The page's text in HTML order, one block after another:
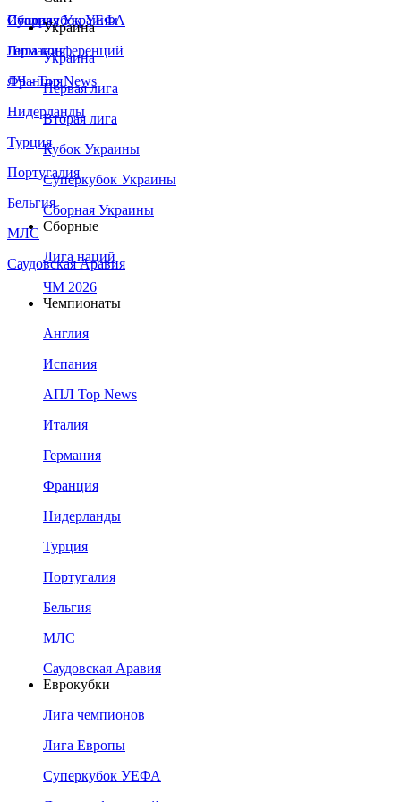
Сборная Украины
Италия
Германия
Франция
Нидерланды
Турция
Португалия
Бельгия
МЛС
Саудовская Аравия
Суперкубок УЕФА
Лига конференций
ЛЧ - Top News
Украина
Украина
Первая лига
Вторая лига
Кубок Украины
Суперкубок Украины
Сборная Украины
Сборные
Лига наций
ЧМ 2026
Чемпионаты
Англия
Испания
АПЛ Top News
Италия
Германия
Франция
Нидерланды
Турция
Португалия
Бельгия
МЛС
Саудовская Аравия
Еврокубки
Лига чемпионов
Лига Европы
Суперкубок УЕФА